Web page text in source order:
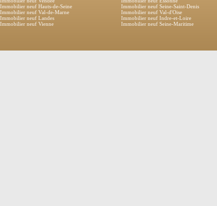
Immobilier neuf Hauts-de-Seine
Immobilier neuf Seine-Saint-Denis
Immobilier neuf Val-de-Marne
Immobilier neuf Val-d'Oise
Immobilier neuf Landes
Immobilier neuf Indre-et-Loire
Immobilier neuf Vienne
Immobilier neuf Seine-Maritime